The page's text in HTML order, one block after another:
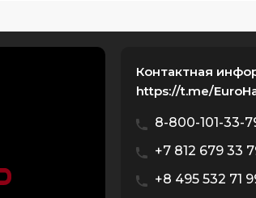
Контактная
https://t.me/
8-800-101-33-
+7 812 679 33
+8 495 532 71